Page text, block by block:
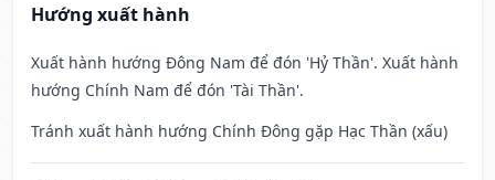
Hướng xuất hành
Xuất hành hướng Đông Nam để đón 'Hỷ Thần'. Xuất hành
hướng Chính Nam để đón 'Tài Thần'.
Tránh xuất hành hướng Chính Đông gặp Hạc Thần (xấu)